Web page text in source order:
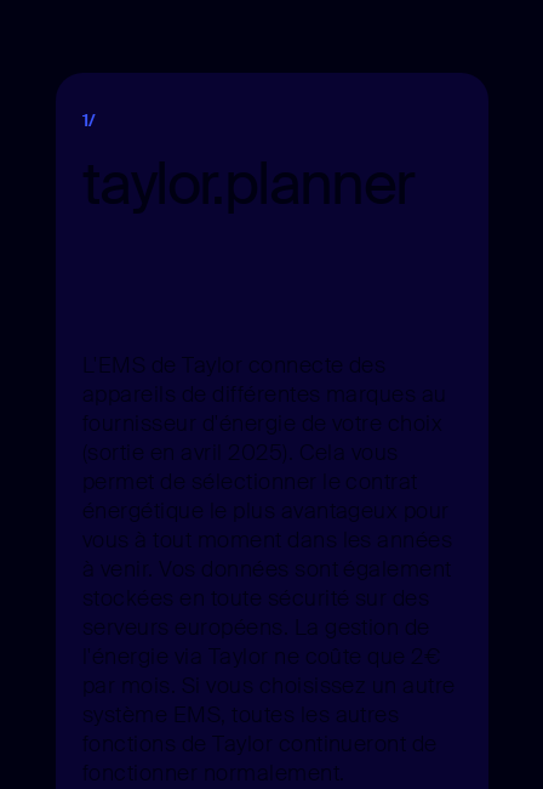
1/
taylor.planner
L'EMS de Taylor connecte des
appareils de différentes marques au
fournisseur d'énergie de votre choix
(sortie en avril 2025). Cela vous
permet de sélectionner le contrat
énergétique le plus avantageux pour
vous à tout moment dans les années
à venir. Vos données sont également
stockées en toute sécurité sur des
serveurs européens. La gestion de
l'énergie via Taylor ne coûte que 2€
par mois. Si vous choisissez un autre
système EMS, toutes les autres
fonctions de Taylor continueront de
fonctionner normalement.